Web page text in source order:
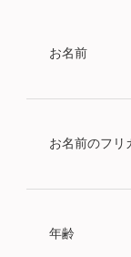
お名前
お名前のフリ
年齢